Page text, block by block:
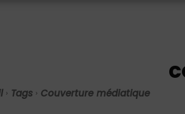
Tags Couverture médiatique